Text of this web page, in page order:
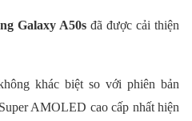
Galaxy A50s đã được cải thiện
khác biệt so với phiên bản
AMOLED cao cấp nhất hiện